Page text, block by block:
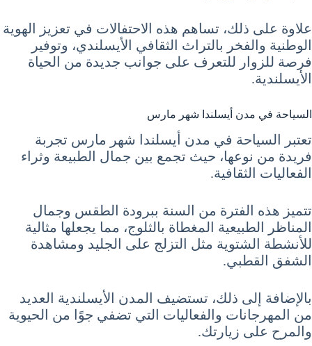
علاوة على ذلك، تساهم هذه الاحتفالات في تعزيز الهوية
الوطنية والفخر بالتراث الثقافي الأيسلندي، وتوفير
فرصة للزوار للتعرف على جوانب جديدة من الحياة
الأيسلندية.
السياحة في مدن أيسلندا شهر مارس
تعتبر السياحة في مدن أيسلندا شهر مارس تجربة
فريدة من نوعها، حيث تجمع بين جمال الطبيعة وثراء
الفعاليات الثقافية.
تتميز هذه الفترة من السنة ببرودة الطقس وجمال
المناظر الطبيعية المغطاة بالثلوج، مما يجعلها مثالية
للأنشطة الشتوية مثل التزلج على الجليد ومشاهدة
الشفق القطبي.
بالإضافة إلى ذلك، تستضيف المدن الأيسلندية العديد
من المهرجانات والفعاليات التي تضفي جوًا من الحيوية
والمرح على زيارتك.